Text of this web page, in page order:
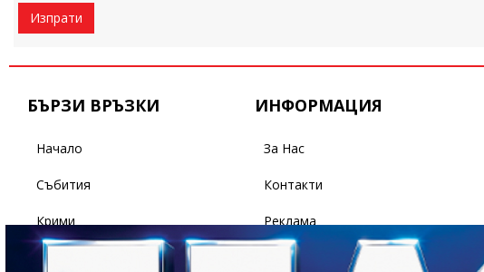
Изпрати
БЪРЗИ ВРЪЗКИ
Начало
Събития
Крими
Бизнес
ИНФОРМАЦИЯ
За Нас
Контакти
Реклама
Условия За Ползване